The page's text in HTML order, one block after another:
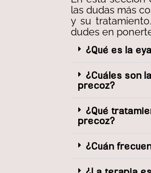
las dudas más
y su
dudes en
¿Qué es la
¿Cuáles son
precoz?
¿Qué
precoz?
¿Cuán